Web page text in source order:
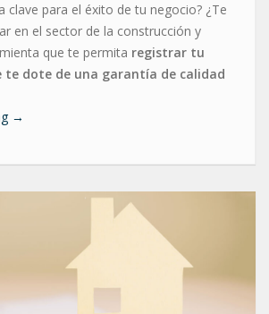
clave para el éxito de tu negocio? ¿Te
en el sector de la construcción y
que te permita registrar tu
te dote de una garantía de calidad
→